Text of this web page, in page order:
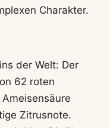
Charakter.
der Welt: Der
62 roten
Zitrusnote.